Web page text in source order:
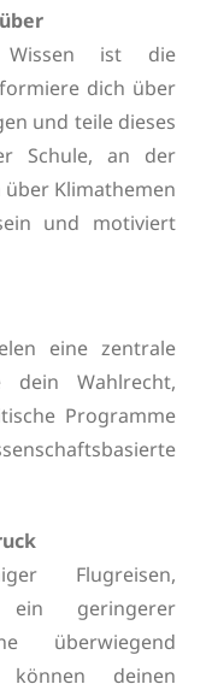
Wissen ist die
dich über
und teile dieses
Schule, an der
Klimathemen
und motiviert
eine zentrale
dein Wahlrecht,
Programme
Flugreisen,
ein geringerer
überwiegend
können deinen